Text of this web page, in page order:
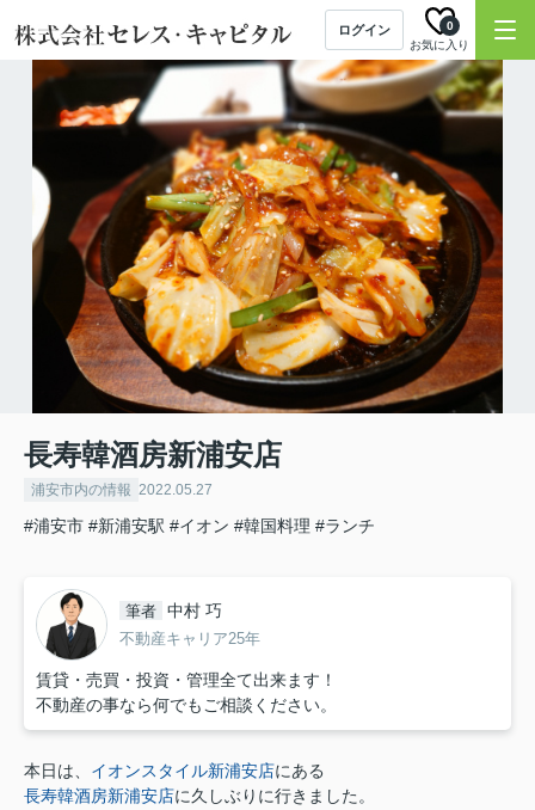
ログイン
お気に入り
0
長寿韓酒房新浦安店
浦安市内の情報 2022.05.27
#浦安市 #新浦安駅 #イオン #韓国料理 #ランチ
筆者 中村 巧
不動産キャリア25年
賃貸・売買・投資・管理全て出来ます！
不動産の事なら何でもご相談ください。
本日は、 イオンスタイル新浦安店にある
長寿韓酒房新浦安店に久しぶりに行きました。